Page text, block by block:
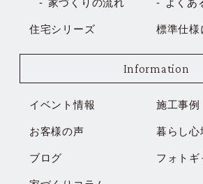
住宅シリーズ
標準仕様
Information
イベント情報
施工事例
お客様の声
暮らし
ブログ
フォト